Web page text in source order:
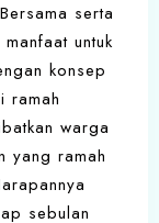
serta
untuk
konsep
ramah
warga
yang ramah
sebulan